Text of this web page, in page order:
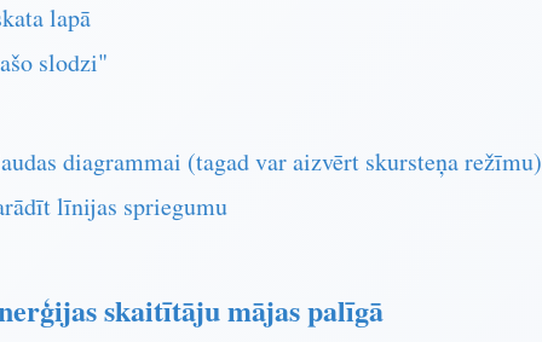
lapā
slodzi"
diagrammai (tagad var aizvērt skursteņa režīmu)
līnijas spriegumu
skaitītāju mājas palīgā